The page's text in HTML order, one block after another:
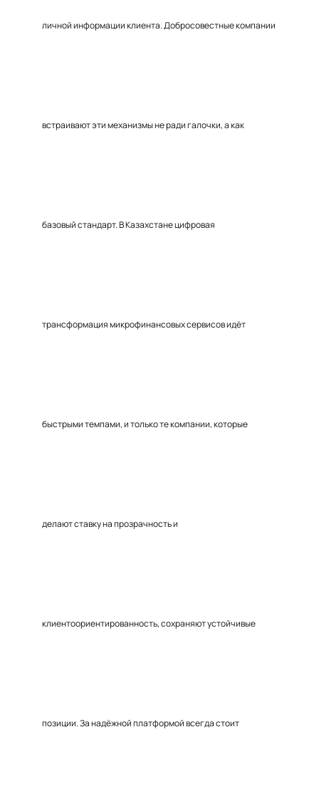
личной информации клиента. Добросовестные компании
встраивают эти механизмы не ради галочки, а как
базовый стандарт. В Казахстане цифровая
трансформация микрофинансовых сервисов идёт
быстрыми темпами, и только те компании, которые
делают ставку на прозрачность и
клиентоориентированность, сохраняют устойчивые
позиции. За надёжной платформой всегда стоит